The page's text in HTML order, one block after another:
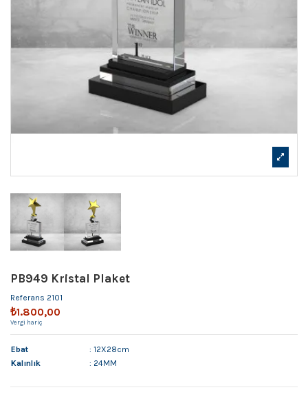
PB949 Kristal Plaket
Referans 2101
₺1.800,00
Vergi hariç
Ebat
: 12X28cm
Kalınlık
: 24MM